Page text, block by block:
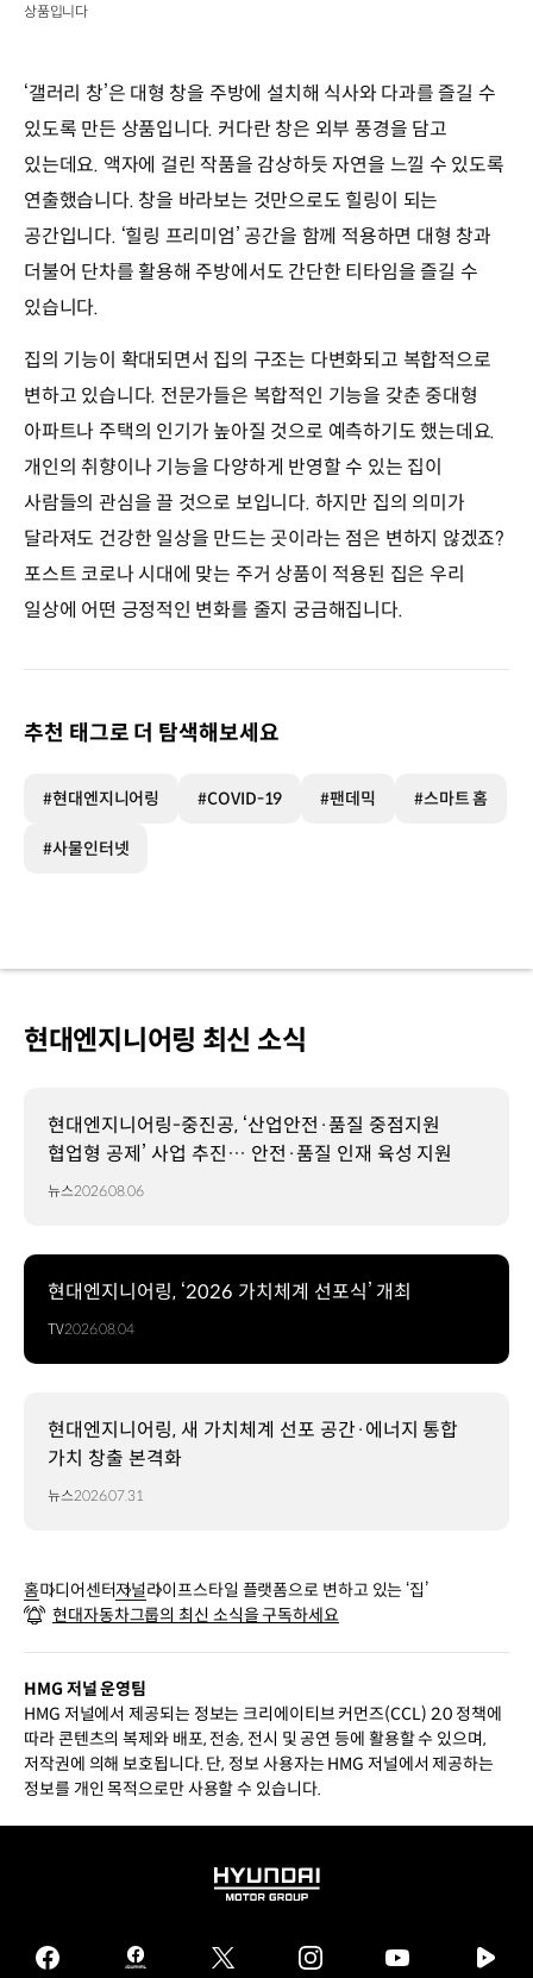
상품입니다
‘갤러리 창’은 대형 창을 주방에 설치해 식사와 다과를 즐길 수
있도록 만든 상품입니다. 커다란 창은 외부 풍경을 담고
있는데요. 액자에 걸린 작품을 감상하듯 자연을 느낄 수 있도록
연출했습니다. 창을 바라보는 것만으로도 힐링이 되는
공간입니다. ‘힐링 프리미엄’ 공간을 함께 적용하면 대형 창과
더불어 단차를 활용해 주방에서도 간단한 티타임을 즐길 수
있습니다.
집의 기능이 확대되면서 집의 구조는 다변화되고 복합적으로
변하고 있습니다. 전문가들은 복합적인 기능을 갖춘 중대형
아파트나 주택의 인기가 높아질 것으로 예측하기도 했는데요.
개인의 취향이나 기능을 다양하게 반영할 수 있는 집이
사람들의 관심을 끌 것으로 보입니다. 하지만 집의 의미가
달라져도 건강한 일상을 만드는 곳이라는 점은 변하지 않겠죠?
포스트 코로나 시대에 맞는 주거 상품이 적용된 집은 우리
일상에 어떤 긍정적인 변화를 줄지 궁금해집니다.
추천 태그로 더 탐색해보세요
#현대엔지니어링 #COVID-19 #팬데믹 #스마트 홈
#사물인터넷
현대엔지니어링 최신 소식
현대엔지니어링-중진공, ‘산업안전·품질 중점지원
협업형 공제’ 사업 추진… 안전·품질 인재 육성 지원
뉴스2026.08.06
현대엔지니어링, ‘2026 가치체계 선포식’ 개최
TV2026.08.04
현대엔지니어링, 새 가치체계 선포 공간·에너지 통합
가치 창출 본격화
뉴스2026.07.31
홈미디어센터저널라이프스타일 플랫폼으로 변하고 있는 ‘집’
현대자동차그룹의 최신 소식을 구독하세요
HMG 저널 운영팀
HMG 저널에서 제공되는 정보는 크리에이티브 커먼즈(CCL) 2.0 정책에
따라 콘텐츠의 복제와 배포, 전송, 전시 및 공연 등에 활용할 수 있으며,
저작권에 의해 보호됩니다. 단, 정보 사용자는 HMG 저널에서 제공하는
정보를 개인 목적으로만 사용할 수 있습니다.
HYUNDAI
GROUP